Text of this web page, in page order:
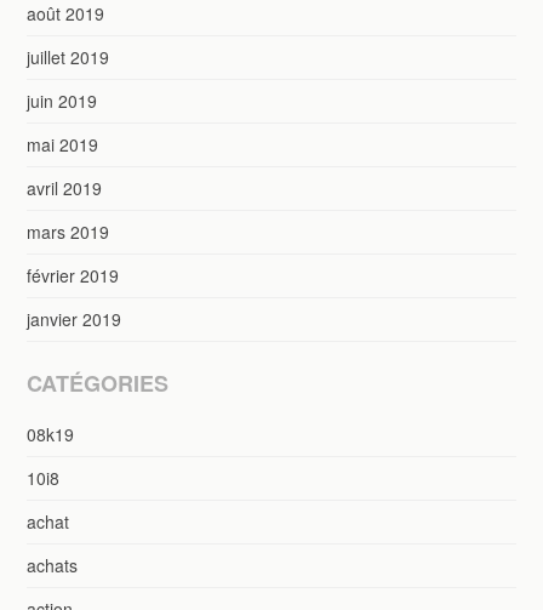
août 2019
juillet 2019
juin 2019
mai 2019
avril 2019
mars 2019
février 2019
janvier 2019
CATÉGORIES
08k19
10i8
achat
achats